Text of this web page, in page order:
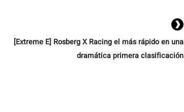
[Extreme E] Rosberg X Racing el más rápido en una
dramática primera clasificación